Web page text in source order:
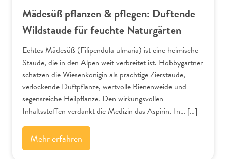
Mädesüß pflanzen & pflegen: Duftende
Wildstaude für feuchte Naturgärten
Echtes Mädesüß (Filipendula ulmaria) ist eine heimische
Staude, die in den Alpen weit verbreitet ist. Hobbygärtner
schätzen die Wiesenkönigin als prächtige Zierstaude,
verlockende Duftpflanze, wertvolle Bienenweide und
segensreiche Heilpflanze. Den wirkungsvollen
Inhaltsstoffen verdankt die Medizin das Aspirin. In… […]
Mehr erfahren